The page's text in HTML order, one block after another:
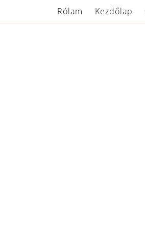
Rólam Kezdőlap